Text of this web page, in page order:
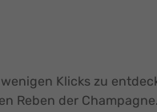
Klicks zu
Reben der